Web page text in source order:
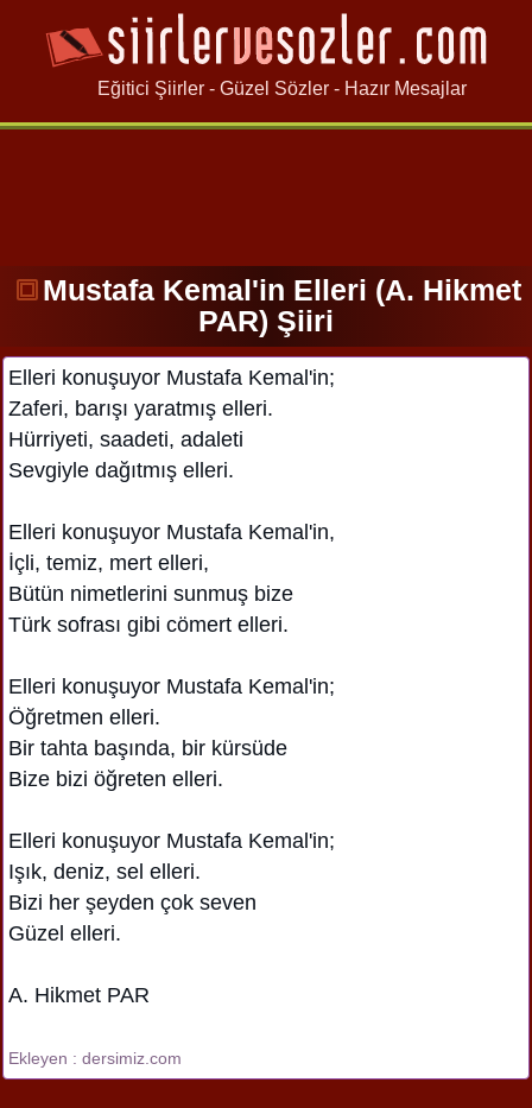
Eğitici Şiirler - Güzel Sözler - Hazır Mesajlar
Mustafa Kemal'in Elleri (A. Hikmet
PAR) Şiiri
Elleri konuşuyor Mustafa Kemal'in;
Zaferi, barışı yaratmış elleri.
Hürriyeti, saadeti, adaleti
Sevgiyle dağıtmış elleri.
Elleri konuşuyor Mustafa Kemal'in,
İçli, temiz, mert elleri,
Bütün nimetlerini sunmuş bize
Türk sofrası gibi cömert elleri.
Elleri konuşuyor Mustafa Kemal'in;
Öğretmen elleri.
Bir tahta başında, bir kürsüde
Bize bizi öğreten elleri.
Elleri konuşuyor Mustafa Kemal'in;
Işık, deniz, sel elleri.
Bizi her şeyden çok seven
Güzel elleri.
A. Hikmet PAR
Ekleyen : dersimiz.com